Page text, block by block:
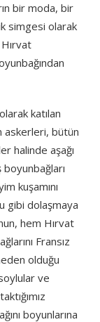
bir moda, bir
simgesi olarak
katılan
askerleri, bütün
halinde aşağı
kuşamını
gibi dolaşmaya
hem Hırvat
Fransız
olduğu
ve
boyunlarına